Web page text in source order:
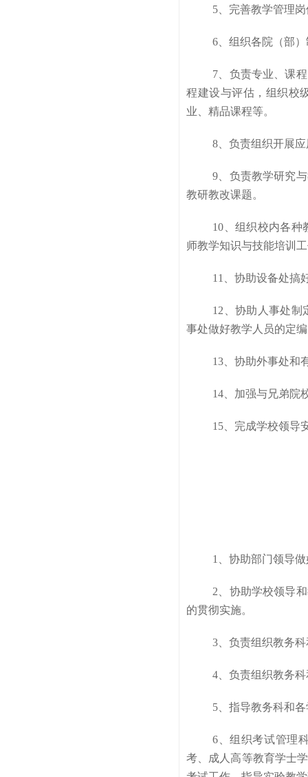
5、完善教学管理
6、组织各院（部
7、负责专业、课
程建设与评估，组织校
业、精品课程等。
8、负责组织开展
9、负责教学研究
教研教改课题。
10、组织校内各种
师教学知识与技能培训
11、协助设备处搞
12、协助人事处制
事处做好教学人员的定
13、协助外事处和
14、加强与兄弟院
15、完成学校领导
1、协助部门领导
2、协助学校领导
的贯彻实施。
3、负责组织教务
4、负责组织教务
5、指导教务科和
6、组织考试管理
考、成人高等教育学士